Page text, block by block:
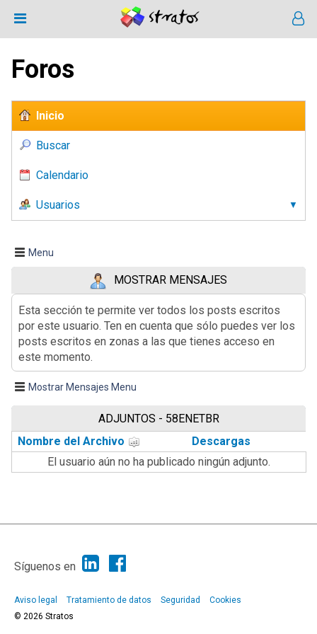
Foros
Inicio
Buscar
Calendario
Usuarios
Menu
MOSTRAR MENSAJES
Esta sección te permite ver todos los posts escritos
por este usuario. Ten en cuenta que sólo puedes ver los
posts escritos en zonas a las que tienes acceso en
este momento.
Mostrar Mensajes Menu
ADJUNTOS - 58ENETBR
Nombre del Archivo
Descargas
El usuario aún no ha publicado ningún adjunto.
|
Síguenos en
Aviso legal Tratamiento de datos Seguridad
Cookies
© 2026 Stratos